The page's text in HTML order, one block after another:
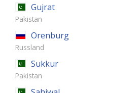
Gujrat
Pakistan
Orenburg
Russland
Sukkur
Pakistan